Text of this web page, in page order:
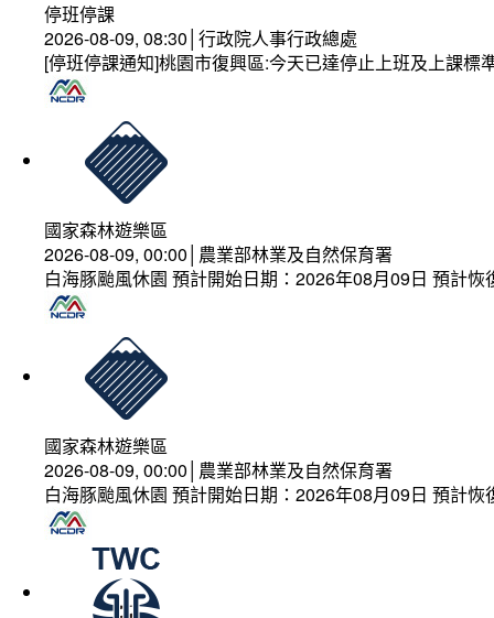
停班停課
2026-08-09, 08:30│行政院人事行政總處
[停班停課通知]桃園市復興區:今天已達停止上班及上課
國家森林遊樂區
2026-08-09, 00:00│農業部林業及自然保育署
白海豚颱風休園 預計開始日期：2026年08月09日 預計
國家森林遊樂區
2026-08-09, 00:00│農業部林業及自然保育署
白海豚颱風休園 預計開始日期：2026年08月09日 預計